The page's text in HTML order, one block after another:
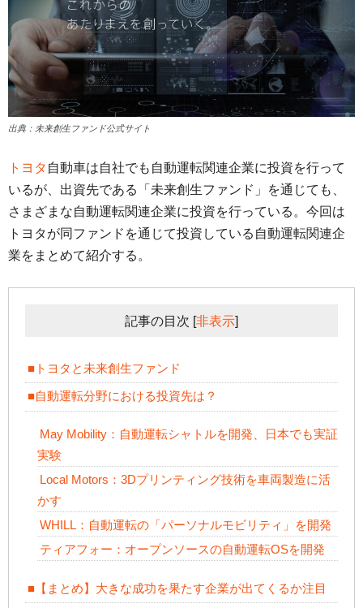
出典：未来創生ファンド公式サイト
トヨタ 自動車は自社でも自動運転関連企業に投資を行って
いるが、出資先である「未来創生ファンド」を通じても、
さまざまな自動運転関連企業に投資を行っている。今回は
トヨタが同ファンドを通じて投資している自動運転関連企
業をまとめて紹介する。
記事の目次 [非表示]
■トヨタと未来創生ファンド
■自動運転分野における投資先は？
May Mobility：自動運転シャトルを開発、日本でも実証
実験
Local Motors：3Dプリンティング技術を車両製造に活
かす
WHILL：自動運転の「パーソナルモビリティ」を開発
ティアフォー：オープンソースの自動運転OSを開発
■【まとめ】大きな成功を果たす企業が出てくるか注目